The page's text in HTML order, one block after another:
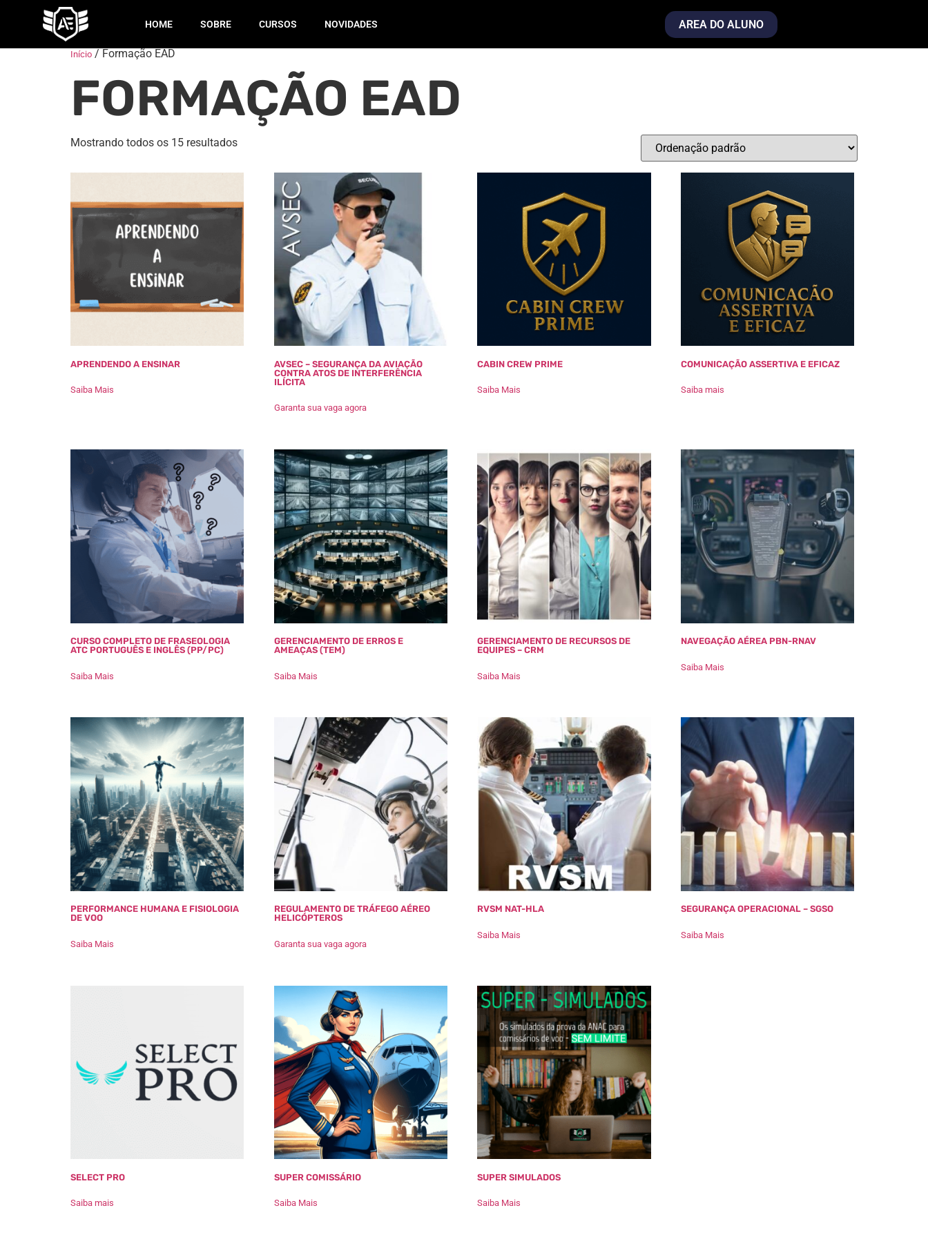
HOME SOBRE CURSOS NOVIDADES AREA DO ALUNO
Início / Formação EAD
FORMAÇÃO EAD
Mostrando todos os 15 resultados
APRENDENDO A ENSINAR
Saiba Mais
AVSEC – SEGURANÇA DA AVIAÇÃO
CONTRA ATOS DE INTERFERÊNCIA
ILÍCITA
Garanta sua vaga agora
CABIN CREW PRIME
Saiba Mais
COMUNICAÇÃO ASSERTIVA E EFICAZ
Saiba mais
CURSO COMPLETO DE FRASEOLOGIA
ATC PORTUGUÊS E INGLÊS (PP/PC)
Saiba Mais
GERENCIAMENTO DE ERROS E
AMEAÇAS (TEM)
Saiba Mais
GERENCIAMENTO DE RECURSOS DE
EQUIPES – CRM
Saiba Mais
NAVEGAÇÃO AÉREA PBN-RNAV
Saiba Mais
PERFORMANCE HUMANA E FISIOLOGIA
DE VOO
Saiba Mais
REGULAMENTO DE TRÁFEGO AÉREO
HELICÓPTEROS
Garanta sua vaga agora
RVSM NAT-HLA
Saiba Mais
SEGURANÇA OPERACIONAL – SGSO
Saiba Mais
SELECT PRO
Saiba mais
SUPER COMISSÁRIO
Saiba Mais
SUPER SIMULADOS
Saiba Mais